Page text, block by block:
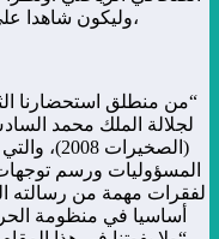
،وليكون شاهدا
“من منطلق استحضارنا
لجلالة الملك محمد
المسؤوليات ورسم
لفقرات مهمة من رسالته
أساسيا في منظومة